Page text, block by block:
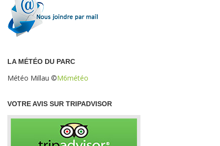
LA MÉTÉO DU PARC
Météo Millau ©M6météo
VOTRE AVIS SUR TRIPADVISOR